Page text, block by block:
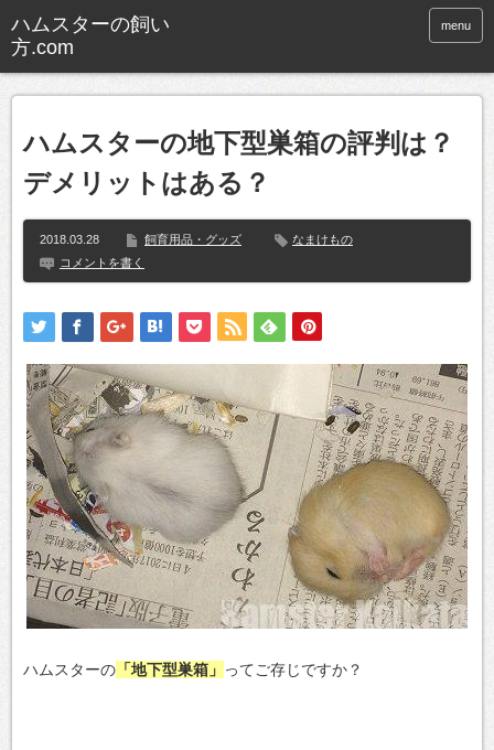
ハムスターの飼い
方.com
menu
ハムスターの地下型巣箱の評判は？
デメリットはある？
2018.03.28 飼育用品・グッズ
なまけもの
コメントを書く
ハムスターの 「地下型巣箱」 ってご存じですか？